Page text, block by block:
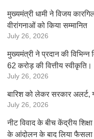
मुख्यमंत्री धामी ने विजय
वीरांगनाओं को किया सम्मानित
July 26, 2026
मुख्यमंत्री ने प्रदान की विभिन्न
62 करोड़ की वित्तीय स्वीकृति।
July 26, 2026
बारिश को लेकर सरकार
July 26, 2026
नीट विवाद के बीच केंद्रीय
के आंदोलन के बाद लिया फैसला